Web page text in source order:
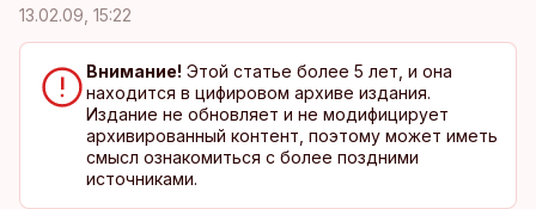
13.02.09, 15:22
Внимание! Этой статье более 5 лет, и она
находится в цифировом архиве издания.
Издание не обновляет и не модифицирует
архивированный контент, поэтому может иметь
смысл ознакомиться с более поздними
источниками.